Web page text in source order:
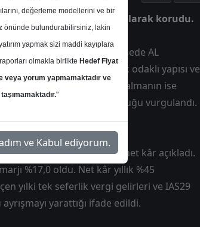
375 TL, tavsiyesini AL olarak korudu.
olumlu değerlendirdi ve hissede AL
gelir büyümesinin trafik odaklı yapısı ve
Net kârdaki yıllık daralmanın ise
teknik etkilerden oluştuğu vurgulandı.
VAFÖK ve 224 milyon TL net kâr açıkladı.
%17,0 oldu. Net kâr yıllık %45
yılki tek seferlik vergi gelirleri ve IAS29
yarattığı ifade edildi.
değerleme modellerini ve bir
önünde bulundurabilirsiniz, lakin
yapmak sizi maddi kayıplara
olmakla birlikte Hedef Fiyat
veya yorum yapmamaktadır ve
"
Beyan edilen metni Okudum, Anladım ve Kabul ediyorum.